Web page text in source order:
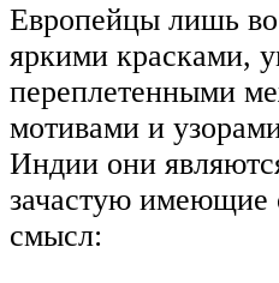
Европейцы лишь
яркими красками,
переплетенными
мотивами и
Индии они
зачастую имеющие
смысл: